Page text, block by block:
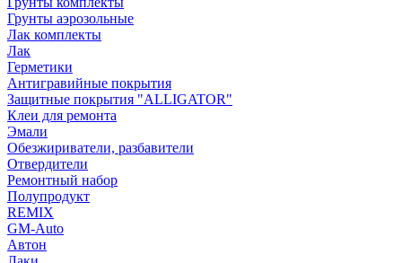
Грунты аэрозольные
Лак комплекты
Лак
Герметики
Антигравийные покрытия
Защитные покрытия "ALLIGATOR"
Клеи для ремонта
Эмали
Обезжириватели, разбавители
Отвердители
Ремонтный набор
Полупродукт
REMIX
GM-Auto
Автон